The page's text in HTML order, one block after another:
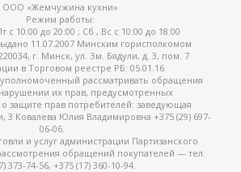
ООО «Жемчужина кухни»
Режим работы:
c 10:00 до 20:00 ; Сб , Вс c 10:00 до 18:00
11.07.2007 Минским горисполкомом
г. Минск, ул. Зм. Бядули, д. 3, пом. 7
в Торговом реестре РБ: 05.01.16
рассматривать обращения
их прав, предусмотренных
о защите прав потребителей: заведующая
3 Ковалева Юлия Владимировна +375 (29) 697-
06-06.
и услуг администрации Партизанского
обращений покупателей — тел.
373-74-56, +375 (17) 360-10-94.